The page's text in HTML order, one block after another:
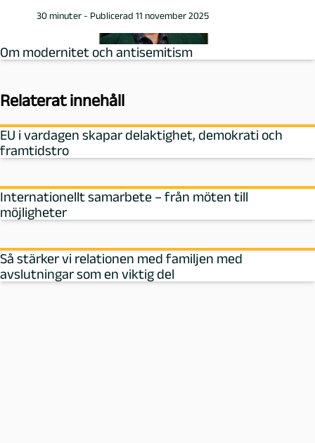
30 minuter - Publicerad 11 november 2025
Om modernitet och antisemitism
Relaterat innehåll
EU i vardagen skapar delaktighet, demokrati och
framtidstro
Internationellt samarbete – från möten till
möjligheter
Så stärker vi relationen med familjen med
avslutningar som en viktig del